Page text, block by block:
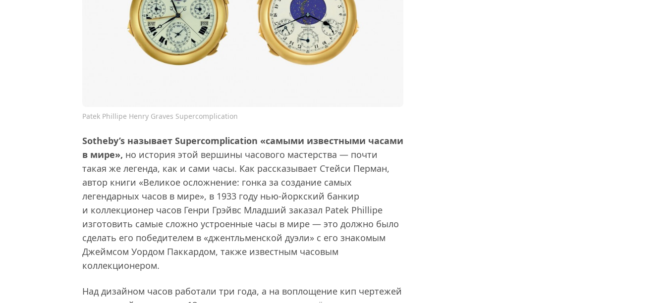
Patek Phillipe Henry Graves Supercomplication
Sotheby’s называет Supercomplication «самыми известными часами
в мире», но история этой вершины часового мастерства — почти
такая же легенда, как и сами часы. Как рассказывает Стейси Перман,
автор книги «Великое осложнение: гонка за создание самых
легендарных часов в мире», в 1933 году нью-йоркский банкир
и коллекционер часов Генри Грэйвс Младший заказал Patek Phillipe
изготовить самые сложно устроенные часы в мире — это должно было
сделать его победителем в «джентльменской дуэли» с его знакомым
Джеймсом Уордом Паккардом, также известным часовым
коллекционером.
Над дизайном часов работали три года, а на воплощение кип чертежей